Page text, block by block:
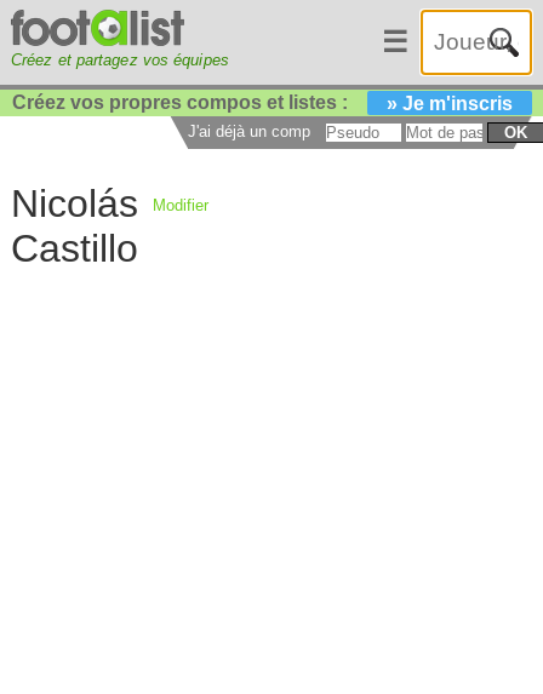
Créez et partagez vos équipes
☰
Créez vos propres compos et listes : » Je m'inscris
J'ai déjà un compte : OK
Nicolás
Castillo
Modifier